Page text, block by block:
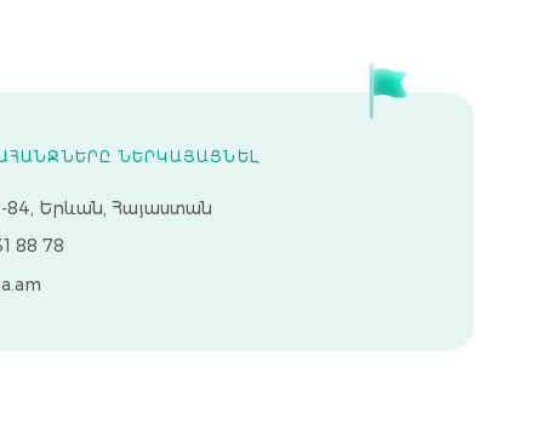
ՆԵՐԿԱՅԱՑՆԵԼ
84, Երևան, Հայաստան
88 78